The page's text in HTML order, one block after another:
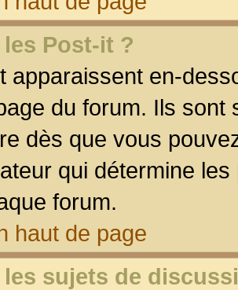
Post-it ?
apparaissent en-
du forum. Ils
dès que vous
qui détermine
forum.
haut de page
les sujets de